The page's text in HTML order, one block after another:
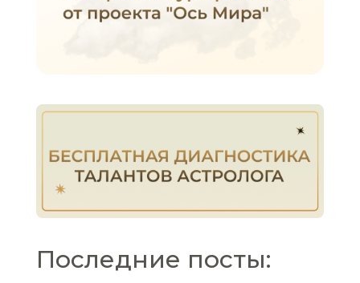
Последние посты: